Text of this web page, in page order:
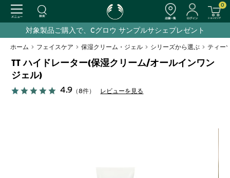
0
対象製品ご購入で、Cグロウ サンプルサシェプレゼント
ホーム > フェイスケア > 保湿クリーム・ジェル > シリーズから選ぶ > ティー
TT ハイドレーター(保湿クリーム/オールインワン
ジェル)
4.9 （8件） レビューを見る